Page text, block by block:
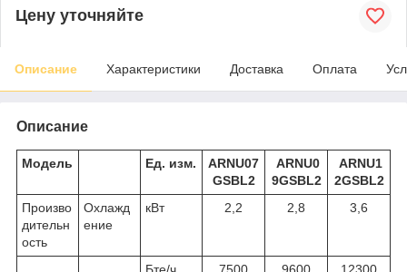
Цену уточняйте
Описание Характеристики Доставка Оплата
Описание
Модель Ед. изм.
ARNU07
GSBL2
ARNU0
9GSBL2
ARNU1
2GSBL2
Произво
дительн
ость
Охлажд
ение
кВт 2,2 2,8 3,6
Бте/ч 7500 9600
12300